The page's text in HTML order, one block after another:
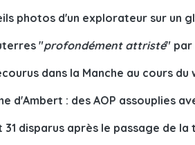
photos d'un explorateur sur un
"profondément attristé" par
dans la Manche au cours du
d'Ambert : des AOP assouplies
31 disparus après le passage de